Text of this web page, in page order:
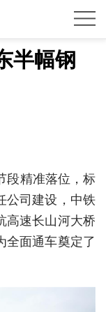
半幅钢
段精准落位，标
公司建设，中铁
高速长山河大桥
全面通车奠定了